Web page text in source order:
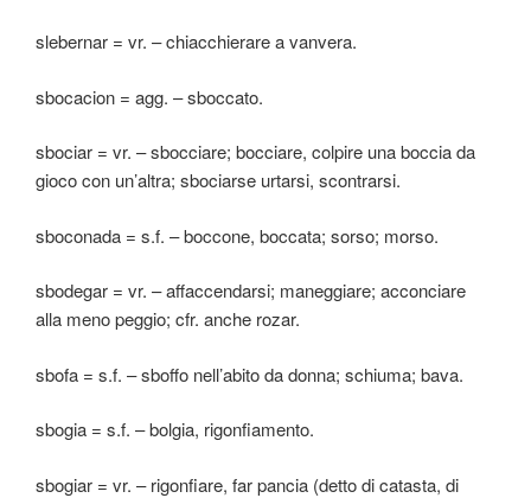
slebernar = vr. – chiacchierare a vanvera.
sbocacion = agg. – sboccato.
sbociar = vr. – sbocciare; bocciare, colpire una boccia da
gioco con un’altra; sbociarse urtarsi, scontrarsi.
sboconada = s.f. – boccone, boccata; sorso; morso.
sbodegar = vr. – affaccendarsi; maneggiare; acconciare
alla meno peggio; cfr. anche rozar.
sbofa = s.f. – sboffo nell’abito da donna; schiuma; bava.
sbogia = s.f. – bolgia, rigonfiamento.
sbogiar = vr. – rigonfiare, far pancia (detto di catasta, di